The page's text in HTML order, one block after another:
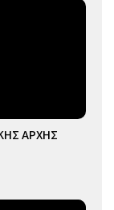
ΑΡΧΗΣ